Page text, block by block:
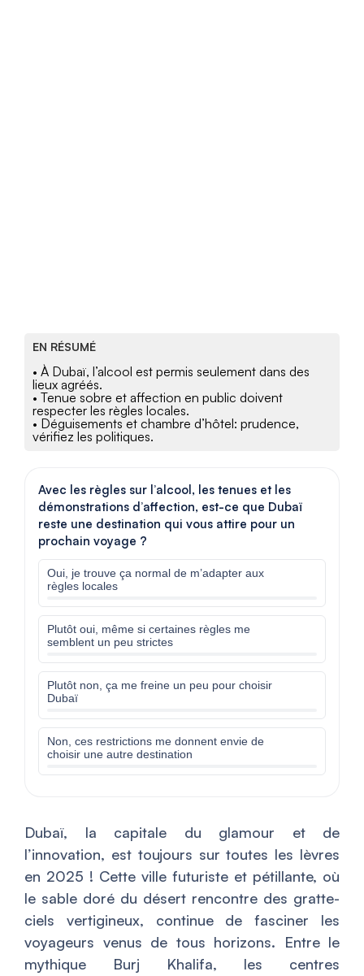
EN RÉSUMÉ
• À Dubaï, l’alcool est permis seulement dans des
lieux agréés.
• Tenue sobre et affection en public doivent
respecter les règles locales.
• Déguisements et chambre d’hôtel: prudence,
vérifiez les politiques.
Avec les règles sur l’alcool, les tenues et les
démonstrations d’affection, est-ce que Dubaï
reste une destination qui vous attire pour un
prochain voyage ?
Oui, je trouve ça normal de m’adapter aux
règles locales
Plutôt oui, même si certaines règles me
semblent un peu strictes
Plutôt non, ça me freine un peu pour choisir
Dubaï
Non, ces restrictions me donnent envie de
choisir une autre destination
Dubaï, la capitale du glamour et de
l’innovation, est toujours sur toutes les lèvres
en 2025 ! Cette ville futuriste et pétillante, où
le sable doré du désert rencontre des gratte-
ciels vertigineux, continue de fasciner les
voyageurs venus de tous horizons. Entre le
mythique Burj Khalifa, les centres